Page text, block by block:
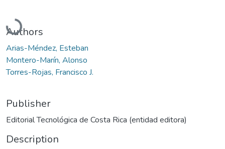
Loading...
Authors
Arias-Méndez, Esteban
Montero-Marín, Alonso
Torres-Rojas, Francisco J.
Publisher
Editorial Tecnológica de Costa Rica (entidad editora)
Description